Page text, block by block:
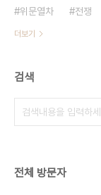
위문열차
전쟁
더보기
검색
전체 방문자